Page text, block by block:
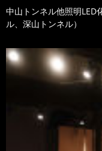
中山トンネル他照明LED
ル、深山トンネル）